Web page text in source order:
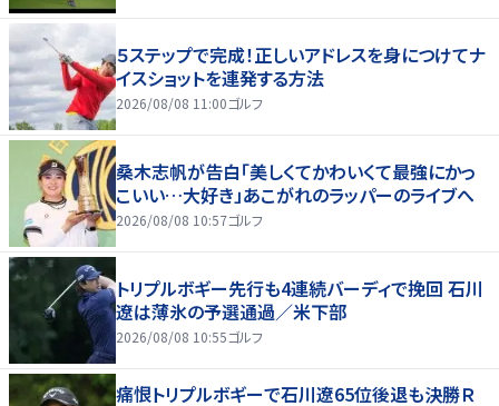
５ステップで完成！正しいアドレスを身につけてナ
イスショットを連発する方法
2026/08/08 11:00ゴルフ
桑木志帆が告白「美しくてかわいくて最強にかっ
こいい…大好き」あこがれのラッパーのライブへ
2026/08/08 10:57ゴルフ
トリプルボギー先行も4連続バーディで挽回 石川
遼は薄氷の予選通過／米下部
2026/08/08 10:55ゴルフ
痛恨トリプルボギーで石川遼65位後退も決勝Ｒ